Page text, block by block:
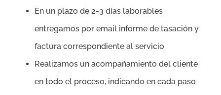
En un plazo de 2-3 días laborables
entregamos por email informe de tasación y
factura correspondiente al servicio
Realizamos un acompañamiento del cliente
en todo el proceso, indicando en cada paso